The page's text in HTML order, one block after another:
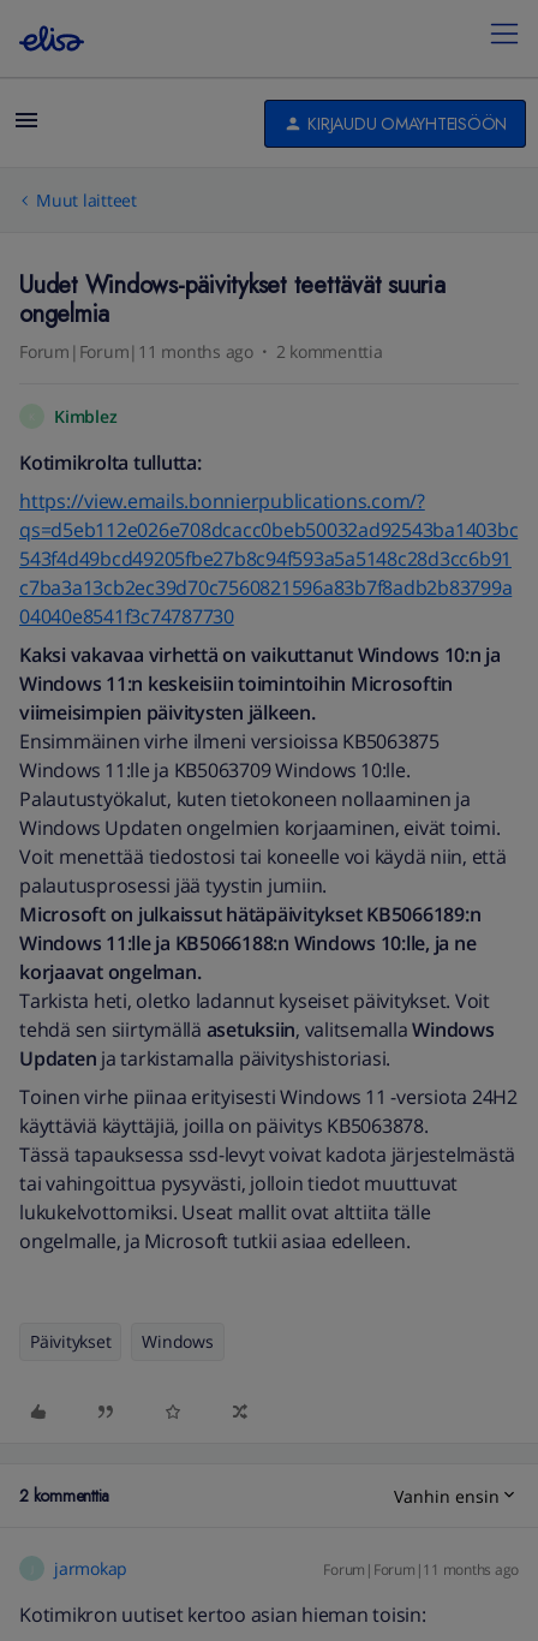
KIRJAUDU OMAYHTEISÖÖN
Muut laitteet
Uudet Windows-päivitykset teettävät suuria
ongelmia
Forum|Forum|11 months ago 2 kommenttia
Kimblez
Kotimikrolta tullutta:
https://view.emails.bonnierpublications.com/?
qs=d5eb112e026e708dcacc0beb50032ad92543ba1403bc
543f4d49bcd49205fbe27b8c94f593a5a5148c28d3cc6b91
c7ba3a13cb2ec39d70c7560821596a83b7f8adb2b83799a
04040e8541f3c74787730
Kaksi vakavaa virhettä on vaikuttanut Windows 10:n ja
Windows 11:n keskeisiin toimintoihin Microsoftin
viimeisimpien päivitysten jälkeen.
Ensimmäinen virhe ilmeni versioissa KB5063875
Windows 11:lle ja KB5063709 Windows 10:lle.
Palautustyökalut, kuten tietokoneen nollaaminen ja
Windows Updaten ongelmien korjaaminen, eivät toimi.
Voit menettää tiedostosi tai koneelle voi käydä niin, että
palautusprosessi jää tyystin jumiin.
Microsoft on julkaissut hätäpäivitykset KB5066189:n
Windows 11:lle ja KB5066188:n Windows 10:lle, ja ne
korjaavat ongelman.
Tarkista heti, oletko ladannut kyseiset päivitykset. Voit
tehdä sen siirtymällä asetuksiin, valitsemallaWindows
Updaten ja tarkistamalla päivityshistoriasi.
Toinen virhe piinaa erityisesti Windows 11 -versiota 24H2
käyttäviä käyttäjiä, joilla on päivitys KB5063878.
Tässä tapauksessa ssd-levyt voivat kadota järjestelmästä
tai vahingoittua pysyvästi, jolloin tiedot muuttuvat
lukukelvottomiksi. Useat mallit ovat alttiita tälle
ongelmalle, ja Microsoft tutkii asiaa edelleen.
Päivitykset Windows
2 kommenttia Vanhin ensin
jarmokap Forum|Forum|11 months ago
Kotimikron uutiset kertoo asian hieman toisin: